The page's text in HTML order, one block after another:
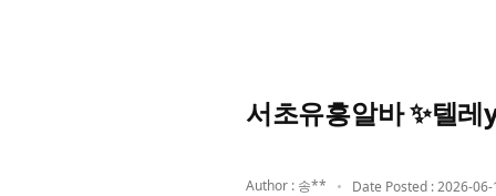
서초유흥알바 ✨텔
Author : 송** Date Posted : 2026-